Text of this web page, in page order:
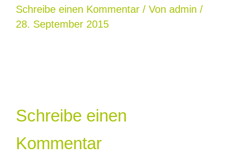
Schreibe einen Kommentar / Von admin /
28. September 2015
Schreibe einen
Kommentar